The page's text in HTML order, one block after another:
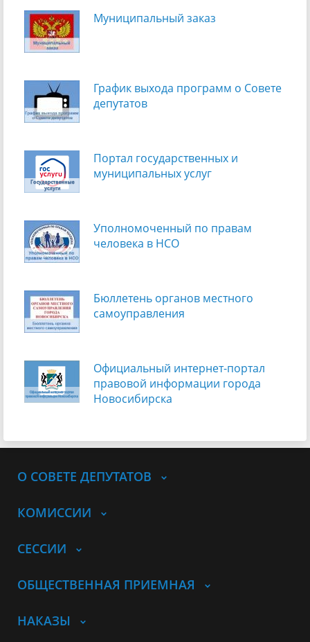
Муниципальный заказ
График выхода программ о Cовете
депутатов
Портал государственных и
муниципальных услуг
Уполномоченный по правам
человека в НСО
Бюллетень органов местного
самоуправления
Официальный интернет-портал
правовой информации города
Новосибирска
О СОВЕТЕ ДЕПУТАТОВ
КОМИССИИ
СЕССИИ
ОБЩЕСТВЕННАЯ ПРИЕМНАЯ
НАКАЗЫ